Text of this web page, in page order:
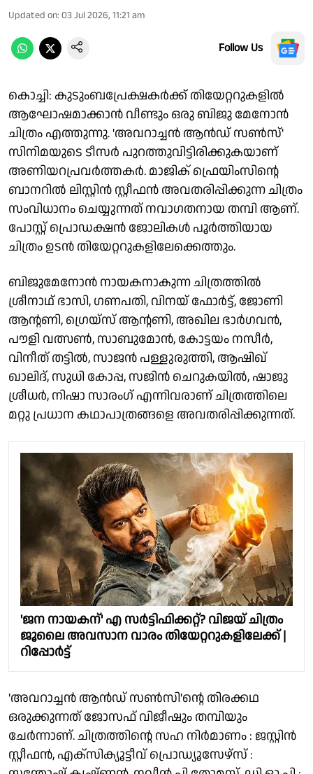
Updated on: 03 Jul 2026, 11:21 am
Follow Us
കൊച്ചി: കുടുംബപ്രേക്ഷകർക്ക് തിയേറ്ററുകളിൽ
ആഘോഷമാക്കാൻ വീണ്ടും ഒരു ബിജു മേനോൻ
ചിത്രം എത്തുന്നു. 'അവറാച്ചൻ ആൻഡ് സൺസ്'
സിനിമയുടെ ടീസർ പുറത്തുവിട്ടിരിക്കുകയാണ്
അണിയറപ്രവർത്തകർ. മാജിക് ഫ്രെയിംസിന്റെ
ബാനറിൽ ലിസ്റ്റിൻ സ്റ്റീഫൻ അവതരിപ്പിക്കുന്ന ചിത്രം
സംവിധാനം ചെയ്യുന്നത് നവാഗതനായ തമ്പി ആണ്.
പോസ്റ്റ് പ്രൊഡക്ഷൻ ജോലികൾ പൂർത്തിയായ
ചിത്രം ഉടൻ തിയേറ്ററുകളിലേക്കെത്തും.
ബിജുമേനോൻ നായകനാകുന്ന ചിത്രത്തിൽ
ശ്രീനാഥ് ഭാസി, ഗണപതി, വിനയ് ഫോർട്ട്, ജോണി
ആന്റണി, ഗ്രെയ്‌സ് ആന്റണി, അഖില ഭാർഗവൻ,
പൗളി വത്സൺ, സാബുമോൻ, കോട്ടയം നസീർ,
വിനീത് തട്ടിൽ, സാജൻ പള്ളുരുത്തി, ആഷിഖ്
ഖാലിദ്, സുധി കോപ്പ, സജിൻ ചെറുകയിൽ, ഷാജു
ശ്രീധർ, നിഷാ സാരംഗ് എന്നിവരാണ് ചിത്രത്തിലെ
മറ്റു പ്രധാന കഥാപാത്രങ്ങളെ അവതരിപ്പിക്കുന്നത്.
'ജന നായകന്' എ സർട്ടിഫിക്കറ്റ്? വിജയ് ചിത്രം
ജൂലൈ അവസാന വാരം തിയേറ്ററുകളിലേക്ക് |
റിപ്പോർട്ട്
'അവറാച്ചൻ ആൻഡ് സൺസി'ന്റെ തിരക്കഥ
ഒരുക്കുന്നത് ജോസഫ് വിജീഷും തമ്പിയും
ചേർന്നാണ്. ചിത്രത്തിന്റെ സഹ നിർമാണം : ജസ്റ്റിൻ
സ്റ്റീഫൻ, എക്സിക്യൂട്ടീവ് പ്രൊഡ്യൂസേഴ്സ് :